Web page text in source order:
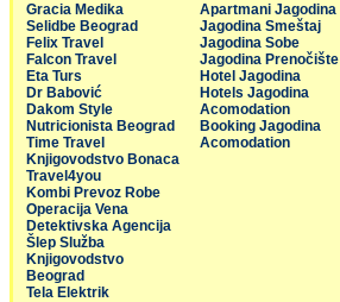
Gracia Medika
Selidbe Beograd
Felix Travel
Falcon Travel
Eta Turs
Dr Babović
Dakom Style
Nutricionista Beograd
Time Travel
Knjigovodstvo Bonaca
Travel4you
Kombi Prevoz Robe
Operacija Vena
Detektivska Agencija
Šlep Služba
Knjigovodstvo
Beograd
Tela Elektrik
Apartmani Jagodina
Jagodina Smeštaj
Jagodina Sobe
Jagodina Prenočište
Hotel Jagodina
Hotels Jagodina
Acomodation
Booking Jagodina
Acomodation